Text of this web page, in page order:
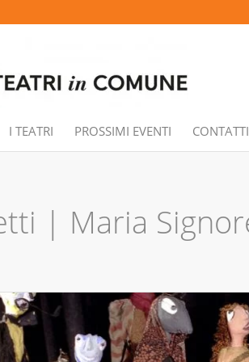
I TEATRI PROSSIMI EVENTI CONTATTI
| Maria